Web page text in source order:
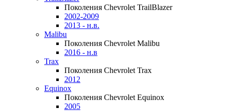
Поколения Chevrolet TrailBlazer
2002-2009
2013 - н.в.
Malibu
Поколения Chevrolet Malibu
2016 - н.в
Trax
Поколения Chevrolet Trax
2012
Equinox
Поколения Chevrolet Equinox
2005